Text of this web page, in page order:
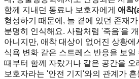
함께 지내던 동료나 보호자에게 애착
형성하기 때문에, 늘 곁에 있던 존재
분명히 인식해요. 사람처럼 '죽음'을
아니지만, 애착 대상이 없어진 상황에
식욕 변화 같은 스트레스 반응을 보일
때부터 함께 자랐거나 같은 공간을 오
보호자라는 '안전 기지'와의 관계가 흔